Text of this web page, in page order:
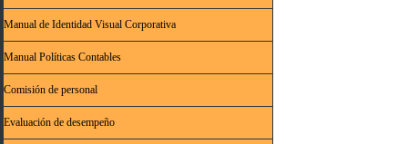
Manual de Identidad Visual Corporativa
Manual Políticas Contables
Comisión de personal
Evaluación de desempeño